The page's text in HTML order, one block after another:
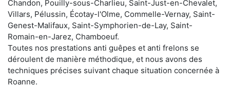
Chandon, Pouilly-sous-Charlieu, Saint-Just-en-Chevalet,
Villars, Pélussin, Écotay-l'Olme, Commelle-Vernay, Saint-
Genest-Malifaux, Saint-Symphorien-de-Lay, Saint-
Romain-en-Jarez, Chamboeuf.
Toutes nos prestations anti guêpes et anti frelons se
déroulent de manière méthodique, et nous avons des
techniques précises suivant chaque situation concernée à
Roanne.